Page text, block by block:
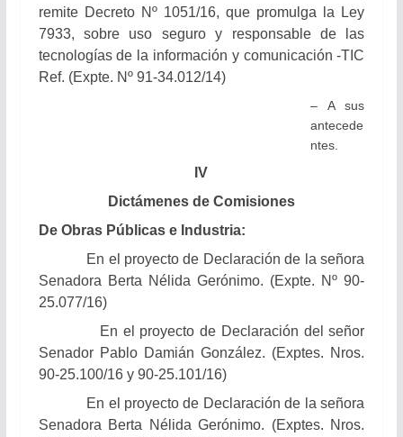
remite Decreto Nº 1051/16, que promulga la Ley
7933, sobre uso seguro y responsable de las
tecnologías de la información y comunicación -TIC
Ref. (Expte. Nº 91-34.012/14)
– A sus
antecede
ntes.
IV
Dictámenes de Comisiones
De Obras Públicas e Industria:
En el proyecto de Declaración de la señora
Senadora Berta Nélida Gerónimo. (Expte. Nº 90-
25.077/16)
En el proyecto de Declaración del señor
Senador Pablo Damián González. (Exptes. Nros.
90-25.100/16 y 90-25.101/16)
En el proyecto de Declaración de la señora
Senadora Berta Nélida Gerónimo. (Exptes. Nros.